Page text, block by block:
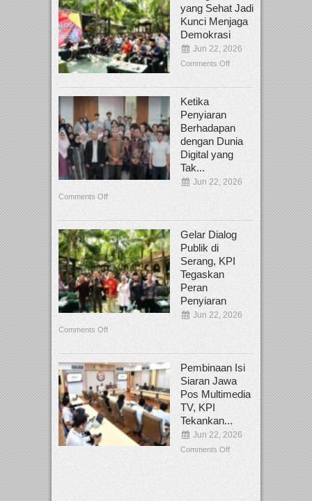
yang Sehat Jadi
Kunci Menjaga
Demokrasi
Jun 22, 2026
Comments Off
Ketika
Penyiaran
Berhadapan
dengan Dunia
Digital yang
Tak...
Jun 22, 2026
Comments Off
Gelar Dialog
Publik di
Serang, KPI
Tegaskan
Peran
Penyiaran
Jun 22, 2026
Comments Off
Pembinaan Isi
Siaran Jawa
Pos Multimedia
TV, KPI
Tekankan...
Jun 22, 2026
Comments Off